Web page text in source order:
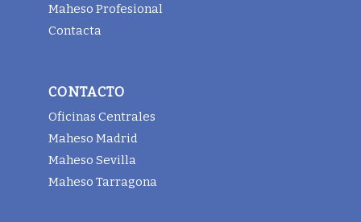
Maheso Profesional
Contacta
CONTACTO
Oficinas Centrales
Maheso Madrid
Maheso Sevilla
Maheso Tarragona